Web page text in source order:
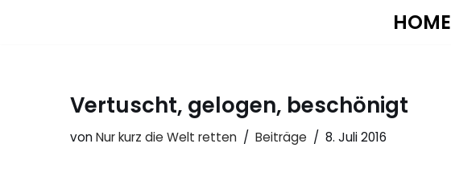
HOME
Vertuscht, gelogen, beschönigt
vonNur kurz die Welt retten Beiträge 8. Juli 2016